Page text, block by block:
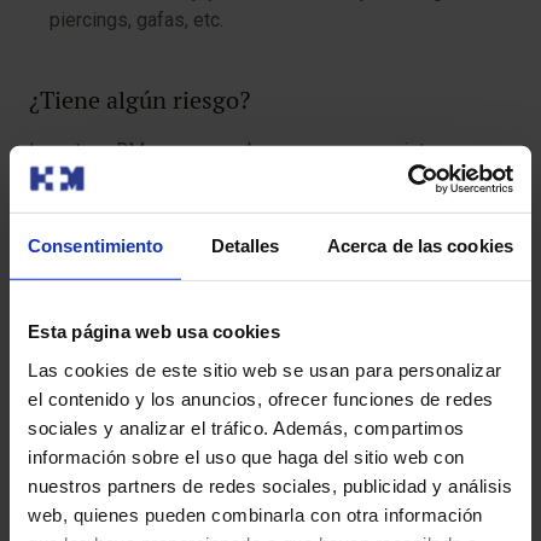
Consentimiento Detalles Acerca de las cookies
Esta página web usa cookies
Las cookies de este sitio web se usan para personalizar
el contenido y los anuncios, ofrecer funciones de redes
sociales y analizar el tráfico. Además, compartimos
información sobre el uso que haga del sitio web con
nuestros partners de redes sociales, publicidad y análisis
web, quienes pueden combinarla con otra información
piercings, gafas, etc.
¿Tiene algún riesgo?
La entero-RM es una prueba segura, pero existen
algunas precauciones:
Reacciones alérgicas al contraste:en raras
sedación, existen riesgos asociados a la misma. Tu
médico te informará sobre estos riesgos.
Para que tu prueba se desarrolle sin contratiempos, te
pedimos que llegues con antelación a la hora indicada.
Así podremos realizar la preparación administrativa y